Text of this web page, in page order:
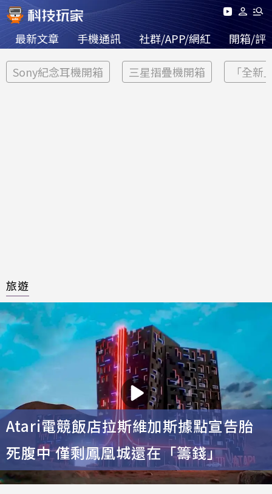
最新文章 手機通訊 社群/APP/網紅 開箱/評
Sony紀念耳機開箱 三星摺疊機開箱 「全新
旅遊
Atari電競飯店拉斯維加斯據點宣告胎
死腹中 僅剩鳳凰城還在「籌錢」